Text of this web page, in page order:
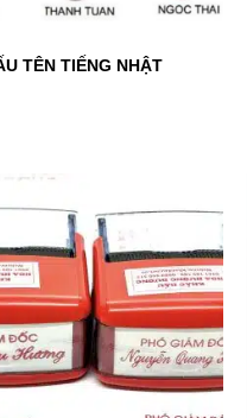
TÊN TIẾNG NHẬT